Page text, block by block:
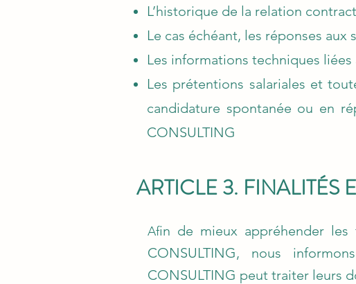
L’historique de la relation
Le cas échéant, les réponses
Les informations techniques liées
Les prétentions salariales et
candidature spontanée ou en
CONSULTING
ARTICLE 3. FINALITÉS
Afin de mieux appréhender les
CONSULTING, nous
CONSULTING peut traiter leurs